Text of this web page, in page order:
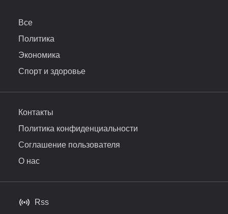
Все
Политика
Экономика
Спорт и здоровье
Контакты
Политика конфиденциальности
Соглашение пользователя
О нас
Rss